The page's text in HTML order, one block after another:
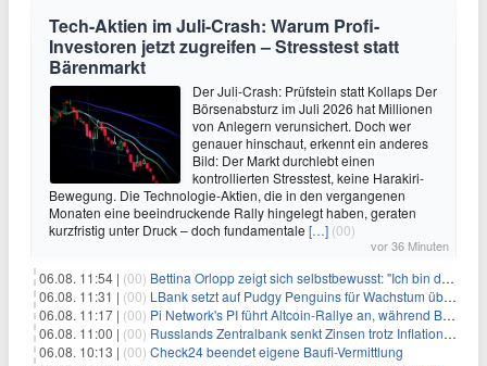
Tech-Aktien im Juli-Crash: Warum Profi-
Investoren jetzt zugreifen – Stresstest statt
Bärenmarkt
Der Juli-Crash: Prüfstein statt Kollaps Der
Börsenabsturz im Juli 2026 hat Millionen
von Anlegern verunsichert. Doch wer
genauer hinschaut, erkennt ein anderes
Bild: Der Markt durchlebt einen
kontrollierten Stresstest, keine Harakiri-
Bewegung. Die Technologie-Aktien, die in den vergangenen
Monaten eine beeindruckende Rally hingelegt haben, geraten
kurzfristig unter Druck – doch fundamentale […] (00)
vor 36 Minuten
06.08. 11:54 | (00) Bettina Orlopp zeigt sich selbstbewusst: "Ich bin die Vorstandsvorsitzende"
06.08. 11:31 | (00) LBank setzt auf Pudgy Penguins für Wachstum über den Handel hinaus
06.08. 11:17 | (00) Pi Network's PI führt Altcoin-Rallye an, während Bitcoin $65.000 anpeilt
06.08. 11:00 | (00) Russlands Zentralbank senkt Zinsen trotz Inflations-Schock – ein riskantes Spiel
06.08. 10:13 | (00) Check24 beendet eigene Baufi-Vermittlung